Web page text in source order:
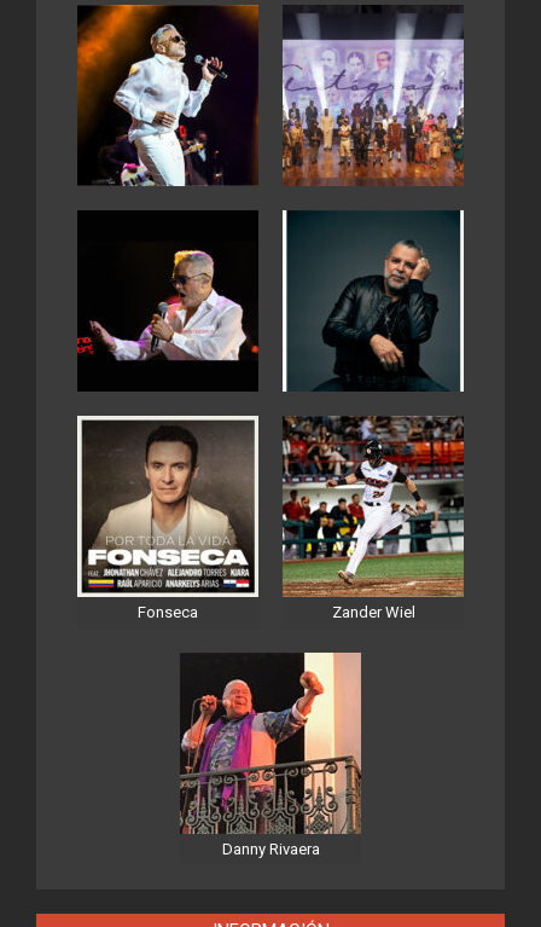
Fonseca Zander Wiel
Danny Rivaera